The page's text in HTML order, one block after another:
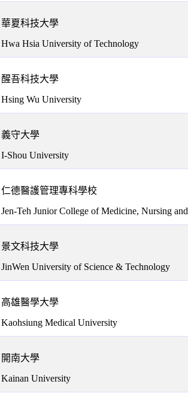
華夏科技大學
Hwa Hsia University of Technology
醒吾科技大學
Hsing Wu University
義守大學
I-Shou University
仁德醫護管理專科學校
Jen-Teh Junior College of Medicine, Nursing
景文科技大學
JinWen University of Science & Technology
高雄醫學大學
Kaohsiung Medical University
開南大學
Kainan University